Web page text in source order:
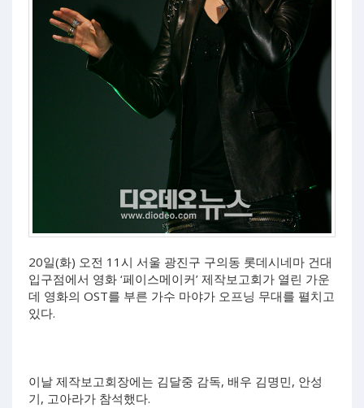
20일(화) 오전 11시 서울 광진구 구의동 롯데시네마 건대
입구점에서 영화 ‘페이스메이커’ 제작보고회가 열린 가운
데 영화의 OST를 부른 가수 마야가 오프닝 무대를 펼치고
있다.
이날 제작보고회장에는 김달중 감독, 배우 김명민, 안성
기, 고아라가 참석했다.